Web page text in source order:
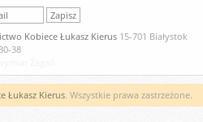
Kobiece Łukasz Kierus 15-701 Białystok
38
Łukasz Kierus. Wszystkie prawa zastrzeżone.